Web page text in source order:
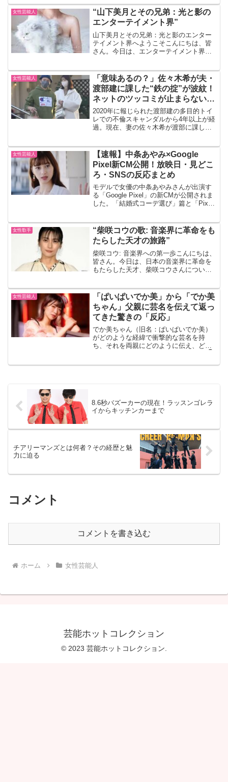
キャラクターで多くのファンを魅了して
いますが、彼女の恋愛観は一...
女性芸能人
“山下美月とその兄弟：光と影の
エンターテイメント界”
山下美月とその兄弟：光と影のエンター
テイメント界へようこそこんにちは、皆
さん。今日は、エンターテイメント界の
下美月さんは、日本の女優であり、アイ
ドルグループ「乃木坂46...
女性芸能人
「意味あるの？」佐々木希が夫・
渡部建に課した“鉄の掟”が波紋！
ネットのツッコミが止まらないワ
ケ
2020年に報じられた渡部建の多目的トイ
レでの不倫スキャンダルから4年以上が経
過。現在、妻の佐々木希が渡部に課して
ツッコミが相次いでいます。その背景を
詳しく見ていき...
女性芸能人
【速報】中条あやみ×Google
Pixel新CM公開！放映日・見どこ
ろ・SNSの反応まとめ
モデルで女優の中条あやみさんが出演す
る「Google Pixel」の新CMが公開されま
した。「結婚式コーデ選び」篇と「Pixel
ト。早くもSNSで話題となっていま...
女性歌手
“柴咲コウの歌: 音楽界に革命をも
たらした天才の旅路”
柴咲コウ: 音楽界への第一歩こんにちは、
皆さん。今日は、日本の音楽界に革命を
もたらした天才、柴咲コウさんについて
ーのウラナイ!』での「柴咲コウで、夢の
印税生活!!」とい...
女性芸能人
「ぱいぱいでか美」から「でか美
ちゃん」父親に芸名を伝えて返っ
てきた驚きの「反応」
でか美ちゃん（旧名：ぱいぱいでか美）
がどのような経緯で衝撃的な芸名を持
ち、それを両親にどのように伝え、どん
8.6秒バズーカーの現在！ラッスンゴレラ
イからキッチンカーまで
チアリーマンズとは何者？その経歴と魅
力に迫る
コメント
コメントを書き込む
ホーム 女性芸能人
芸能ホットコレクション
© 2023 芸能ホットコレクション.